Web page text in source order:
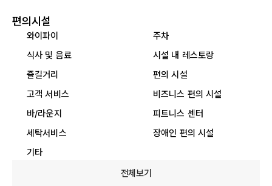
편의시설
와이파이
주차
식사 및 음료
시설 내 레스토랑
즐길거리
편의 시설
고객 서비스
비즈니스 편의 시설
바/라운지
피트니스 센터
세탁서비스
장애인 편의 시설
기타
전체보기